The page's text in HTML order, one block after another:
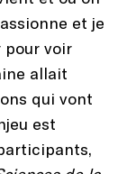
et je
pour voir
allait
qui vont
est